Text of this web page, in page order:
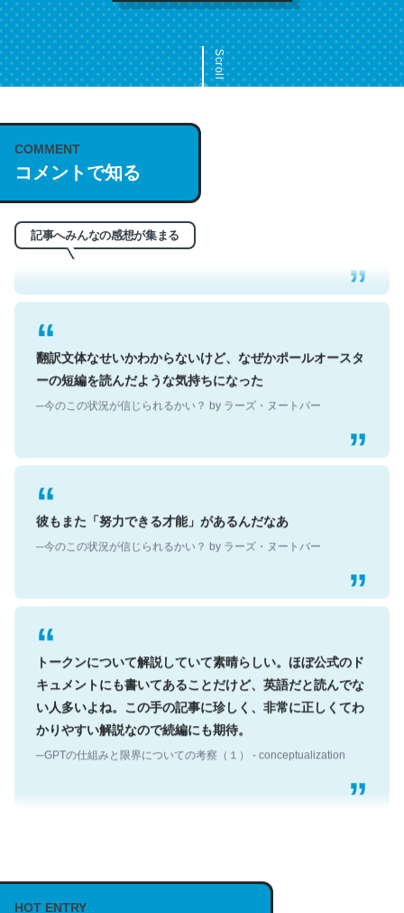
Scroll
COMMENT
コメントで知る
記事へみんなの感想が集まる
これは名文。彼はとてもクレバーなんだろうなと凄く思
う。英語少しでも読める人は原文もお勧め。自分はこの流
─今のこの状況が信じられるかい？ by ラーズ・ヌートバー
翻訳文体なせいかわからないけど、なぜかポールオースタ
ーの短編を読んだような気持ちになった
─今のこの状況が信じられるかい？ by ラーズ・ヌートバー
彼もまた「努力できる才能」があるんだなあ
─今のこの状況が信じられるかい？ by ラーズ・ヌートバー
トークンについて解説していて素晴らしい。ほぼ公式のド
キュメントにも書いてあることだけど、英語だと読んでな
い人多いよね。この手の記事に珍しく、非常に正しくてわ
かりやすい解説なので続編にも期待。
─GPTの仕組みと限界についての考察（１） - conceptualization
説してる記事が少ないので貴重な良記事。/続編来た
https://isobe324649.hatenablog.com/entry/2023/03/27
HOT ENTRY